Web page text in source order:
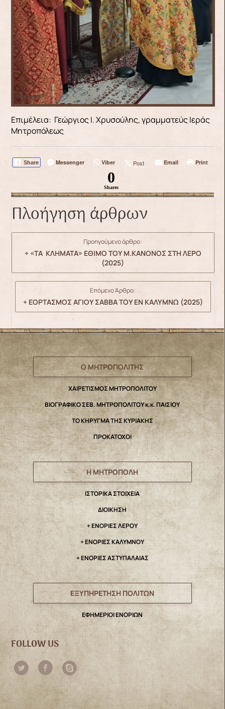
Επιμέλεια: Γεώργιος Ι. Χρυσούλης, γραμματεύς Ιεράς
Μητροπόλεως
Share Messenger Viber Post Email Print
0
Shares
Πλοήγηση άρθρων
Προηγούμενο άρθρο:
+ «ΤΑ ΚΛΗΜΑΤΑ» ΕΘΙΜΟ ΤΟΥ Μ.ΚΑΝΟΝΟΣ ΣΤΗ ΛΕΡΟ
(2025)
Επόμενο Άρθρο:
+ ΕΟΡΤΑΣΜΟΣ ΑΓΙΟΥ ΣΑΒΒΑ ΤΟΥ ΕΝ ΚΑΛΥΜΝΩ (2025)
Ο ΜΗΤΡΟΠΟΛΙΤΗΣ
ΧΑΙΡΕΤΙΣΜΟΣ ΜΗΤΡΟΠΟΛΙΤΟΥ
ΒΙΟΓΡΑΦΙΚΟ ΣΕΒ. ΜΗΤΡΟΠΟΛΙΤΟΥ κ.κ. ΠΑΙΣΙΟΥ
ΤΟ ΚΗΡΥΓΜΑ ΤΗΣ ΚΥΡΙΑΚΗΣ
ΠΡΟΚΑΤΟΧΟΙ
Η ΜΗΤΡΟΠΟΛΗ
IΣΤΟΡΙΚΑ ΣΤΟΙΧΕΙΑ
ΔΙΟΙΚΗΣΗ
+ ΕΝΟΡΙΕΣ ΛΕΡΟΥ
+ ΕΝΟΡΙΕΣ ΚΑΛΥΜΝΟΥ
+ ΕΝΟΡΙΕΣ ΑΣΤΥΠΑΛΑΙΑΣ
ΕΞΥΠΗΡΕΤΗΣΗ ΠΟΛΙΤΩΝ
ΕΦΗΜΕΡΙΟΙ ΕΝΟΡΙΩΝ
FOLLOW US